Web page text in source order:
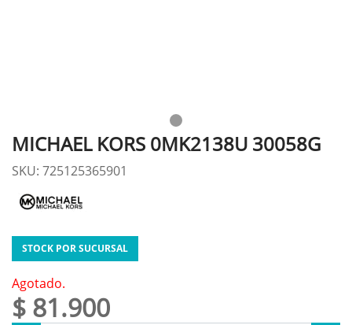
MICHAEL KORS 0MK2138U 30058G
SKU: 725125365901
STOCK POR SUCURSAL
Agotado.
$ 81.900